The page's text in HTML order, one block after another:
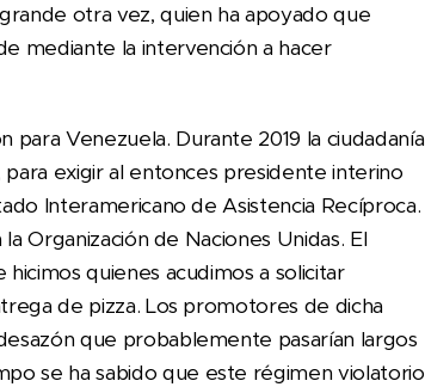
otra vez, quien ha apoyado que
mediante la intervención a hacer
Venezuela. Durante 2019 la ciudadanía
exigir al entonces presidente interino
Interamericano de Asistencia Recíproca.
Organización de Naciones Unidas. El
quienes acudimos a solicitar
de pizza. Los promotores de dicha
que probablemente pasarían largos
se ha sabido que este régimen violatorio